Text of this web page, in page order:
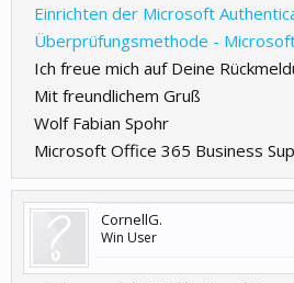
Einrichten der Microsoft
Überprüfungsmethode -
Ich freue mich auf Deine
Mit freundlichem Gruß
Wolf Fabian Spohr
Microsoft Office 365 Business
CornellG.
Win User